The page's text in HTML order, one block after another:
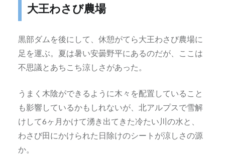
大王わさび農場
黒部ダムを後にして、休憩がてら大王わさび農場に
足を運ぶ。夏は暑い安曇野平にあるのだが、ここは
不思議とあちこち涼しさがあった。
うまく木陰ができるように木々を配置していること
も影響しているかもしれないが、北アルプスで雪解
けして6ヶ月かけて湧き出てきた冷たい川の水と、
わさび田にかけられた日除けのシートが涼しさの源
か。